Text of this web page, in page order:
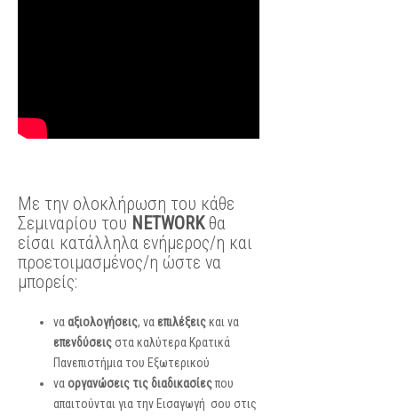
Με την ολοκλήρωση του κάθε
Σεμιναρίου του NETWORK θα
είσαι κατάλληλα ενήμερος/η και
προετοιμασμένος/η ώστε να
μπορείς:
νααξιολογήσεις, να επιλέξειςκαι να
επενδύσεις στα καλύτερα Κρατικά
Πανεπιστήμια του Εξωτερικού
ναοργανώσεις τις διαδικασίεςπου
απαιτούνται για την Εισαγωγή σου στις